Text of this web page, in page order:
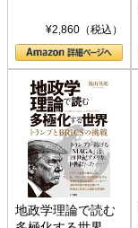
¥2,860（税込）
地政学理論で読む